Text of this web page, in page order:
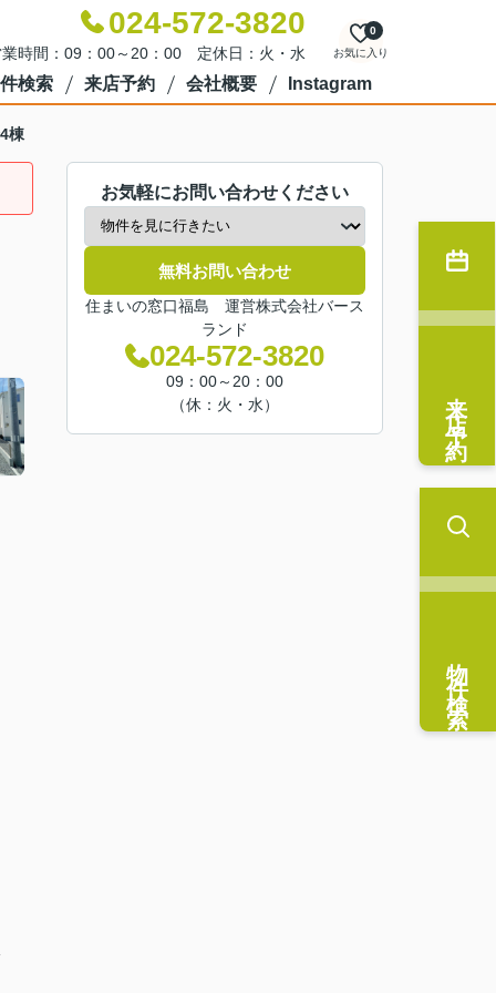
024-572-3820
時間：09：00～20：00 定休日：火・水 お気に入り
0
検索 来店予約 会社概要 Instagram
棟
お気軽にお問い合わせください
無料お問い合わせ
住まいの窓口福島 運営株式会社バース
ランド
024-572-3820
09：00～20：00
（休：火・水）
来店予約
物件検索